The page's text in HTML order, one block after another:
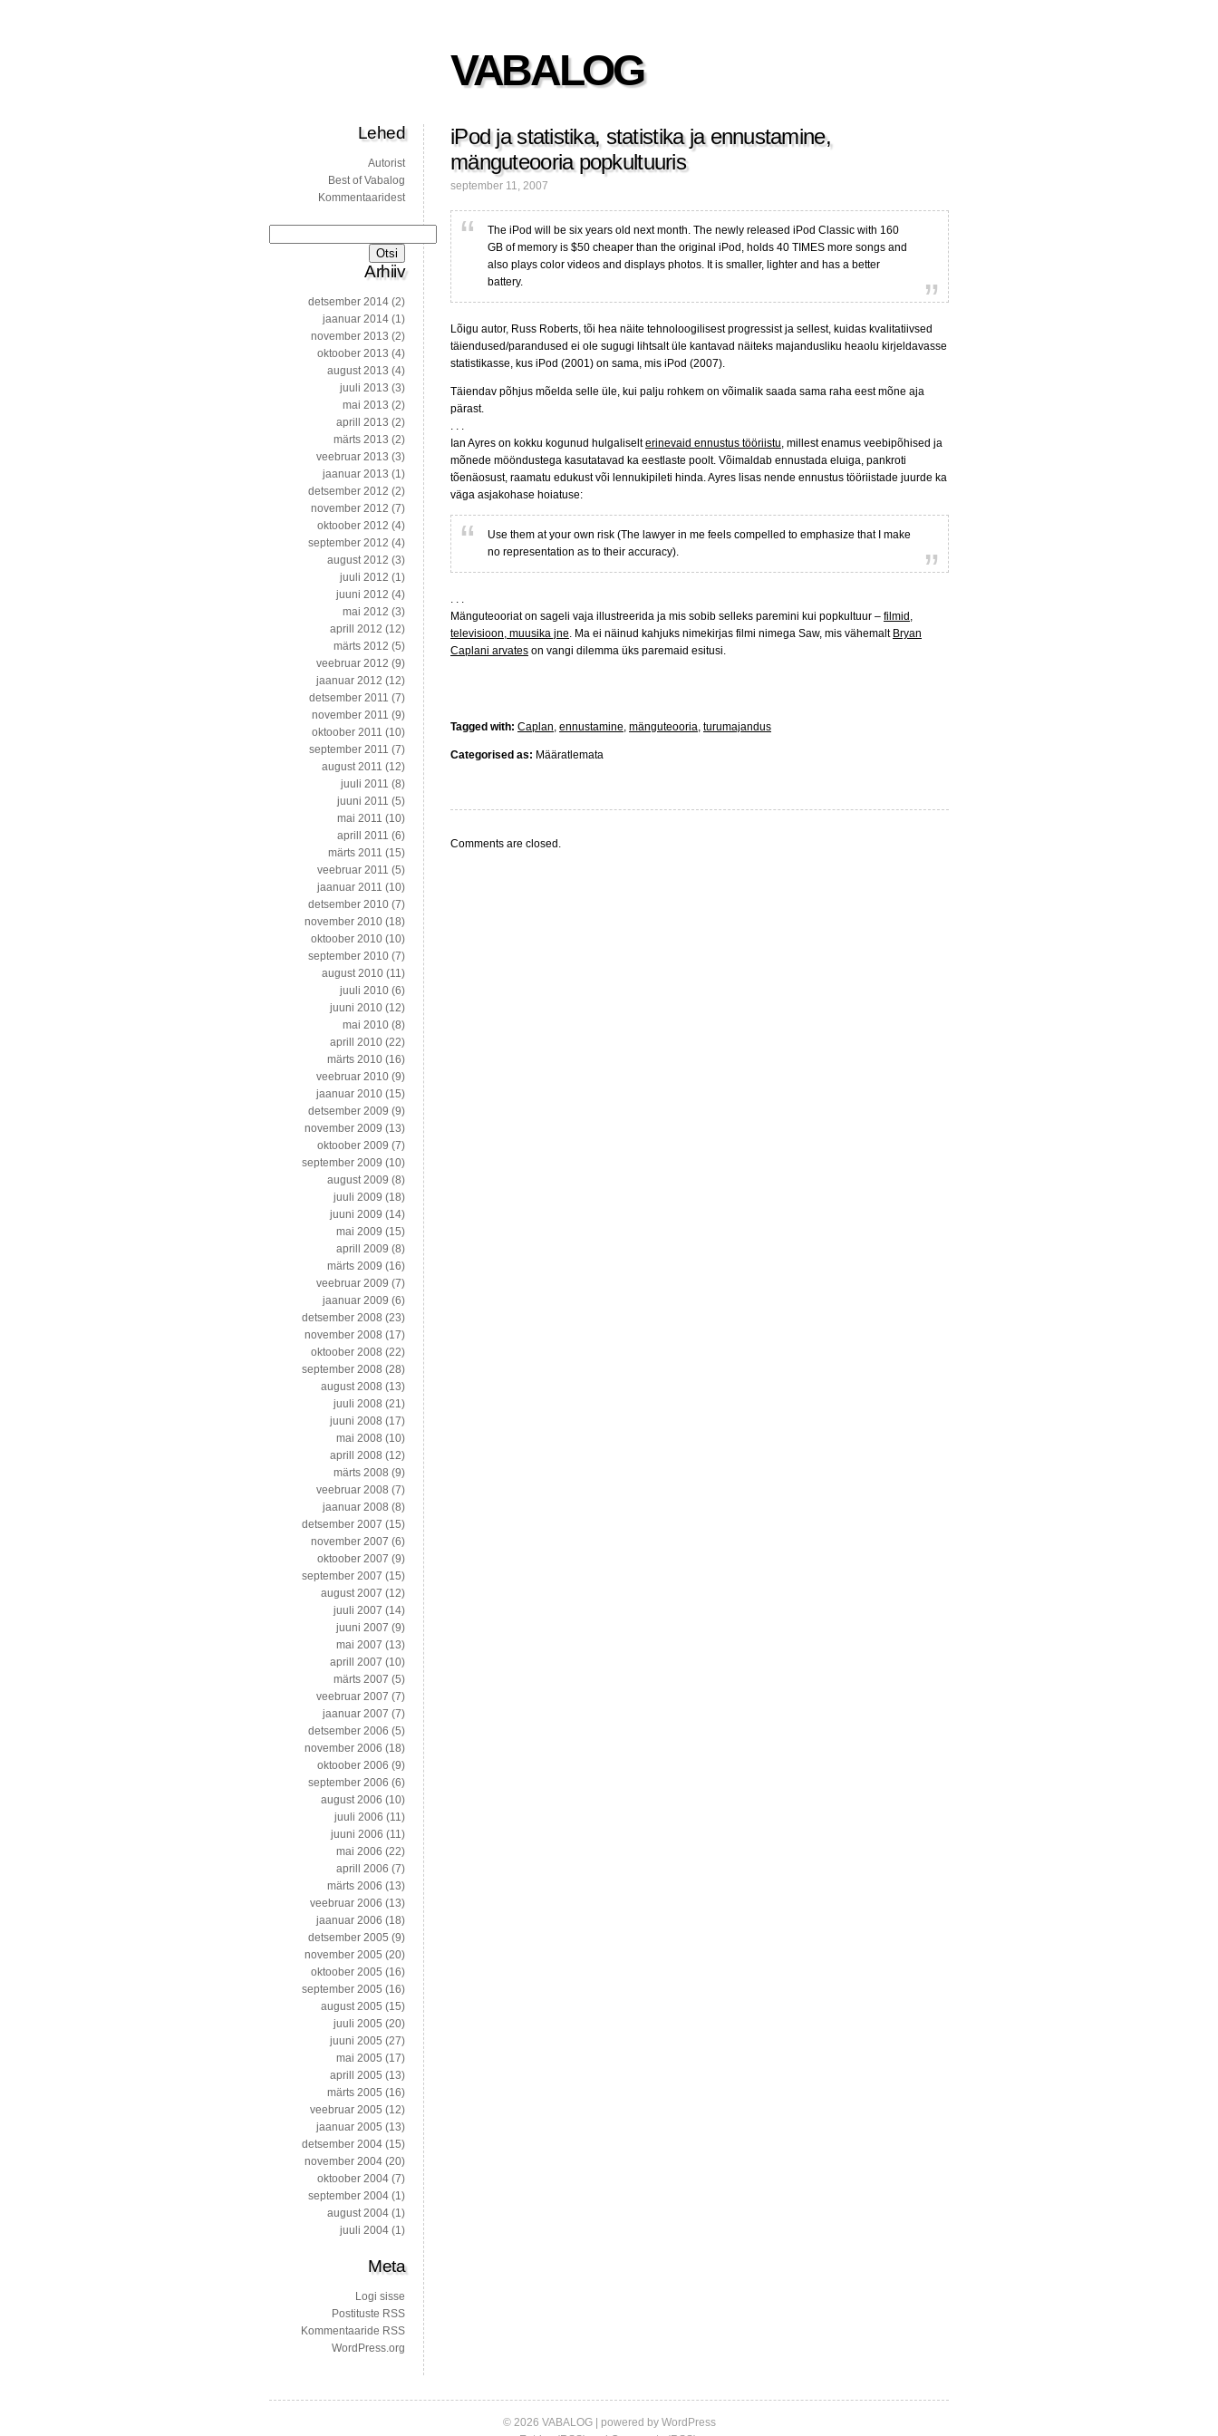
VABALOG
iPod ja statistika, statistika ja ennustamine,
mänguteooria popkultuuris
september 11, 2007
The iPod will be six years old next month. The newly released iPod Classic with 160
GB of memory is $50 cheaper than the original iPod, holds 40 TIMES more songs and
also plays color videos and displays photos. It is smaller, lighter and has a better
battery.
Lõigu autor, Russ Roberts, tõi hea näite tehnoloogilisest progressist ja sellest, kuidas kvalitatiivsed
täiendused/parandused ei ole sugugi lihtsalt üle kantavad näiteks majandusliku heaolu kirjeldavasse
statistikasse, kus iPod (2001) on sama, mis iPod (2007).
Täiendav põhjus mõelda selle üle, kui palju rohkem on võimalik saada sama raha eest mõne aja
pärast.
. . .
Ian Ayres on kokku kogunud hulgaliselterinevaid ennustus tööriistu, millest enamus veebipõhised ja
mõnede mööndustega kasutatavad ka eestlaste poolt. Võimaldab ennustada eluiga, pankroti
tõenäosust, raamatu edukust või lennukipileti hinda. Ayres lisas nende ennustus tööriistade juurde ka
väga asjakohase hoiatuse:
Use them at your own risk (The lawyer in me feels compelled to emphasize that I make
no representation as to their accuracy).
. . .
Mänguteooriat on sageli vaja illustreerida ja mis sobib selleks paremini kui popkultuur – filmid,
televisioon, muusika jne. Ma ei näinud kahjuks nimekirjas filmi nimega Saw, mis vähemalt Bryan
Caplani arvates on vangi dilemma üks paremaid esitusi.
Tagged with: Caplan, ennustamine, mänguteooria, turumajandus
Categorised as: Määratlemata
Comments are closed.
Lehed
Autorist
Best of Vabalog
Kommentaaridest
Arhiiv
detsember 2014 (2)
jaanuar 2014 (1)
november 2013 (2)
oktoober 2013 (4)
august 2013 (4)
juuli 2013 (3)
mai 2013 (2)
aprill 2013 (2)
märts 2013 (2)
veebruar 2013 (3)
jaanuar 2013 (1)
detsember 2012 (2)
november 2012 (7)
oktoober 2012 (4)
september 2012 (4)
august 2012 (3)
juuli 2012 (1)
juuni 2012 (4)
mai 2012 (3)
aprill 2012 (12)
märts 2012 (5)
veebruar 2012 (9)
jaanuar 2012 (12)
detsember 2011 (7)
november 2011 (9)
oktoober 2011 (10)
september 2011 (7)
august 2011 (12)
juuli 2011 (8)
juuni 2011 (5)
mai 2011 (10)
aprill 2011 (6)
märts 2011 (15)
veebruar 2011 (5)
jaanuar 2011 (10)
detsember 2010 (7)
november 2010 (18)
oktoober 2010 (10)
september 2010 (7)
august 2010 (11)
juuli 2010 (6)
juuni 2010 (12)
mai 2010 (8)
aprill 2010 (22)
märts 2010 (16)
veebruar 2010 (9)
jaanuar 2010 (15)
detsember 2009 (9)
november 2009 (13)
oktoober 2009 (7)
september 2009 (10)
august 2009 (8)
juuli 2009 (18)
juuni 2009 (14)
mai 2009 (15)
aprill 2009 (8)
märts 2009 (16)
veebruar 2009 (7)
jaanuar 2009 (6)
detsember 2008 (23)
november 2008 (17)
oktoober 2008 (22)
september 2008 (28)
august 2008 (13)
juuli 2008 (21)
juuni 2008 (17)
mai 2008 (10)
aprill 2008 (12)
märts 2008 (9)
veebruar 2008 (7)
jaanuar 2008 (8)
detsember 2007 (15)
november 2007 (6)
oktoober 2007 (9)
september 2007 (15)
august 2007 (12)
juuli 2007 (14)
juuni 2007 (9)
mai 2007 (13)
aprill 2007 (10)
märts 2007 (5)
veebruar 2007 (7)
jaanuar 2007 (7)
detsember 2006 (5)
november 2006 (18)
oktoober 2006 (9)
september 2006 (6)
august 2006 (10)
juuli 2006 (11)
juuni 2006 (11)
mai 2006 (22)
aprill 2006 (7)
märts 2006 (13)
veebruar 2006 (13)
jaanuar 2006 (18)
detsember 2005 (9)
november 2005 (20)
oktoober 2005 (16)
september 2005 (16)
august 2005 (15)
juuli 2005 (20)
juuni 2005 (27)
mai 2005 (17)
aprill 2005 (13)
märts 2005 (16)
veebruar 2005 (12)
jaanuar 2005 (13)
detsember 2004 (15)
november 2004 (20)
oktoober 2004 (7)
september 2004 (1)
august 2004 (1)
juuli 2004 (1)
Meta
Logi sisse
Postituste RSS
Kommentaaride RSS
WordPress.org
© 2026 VABALOG | powered by WordPress